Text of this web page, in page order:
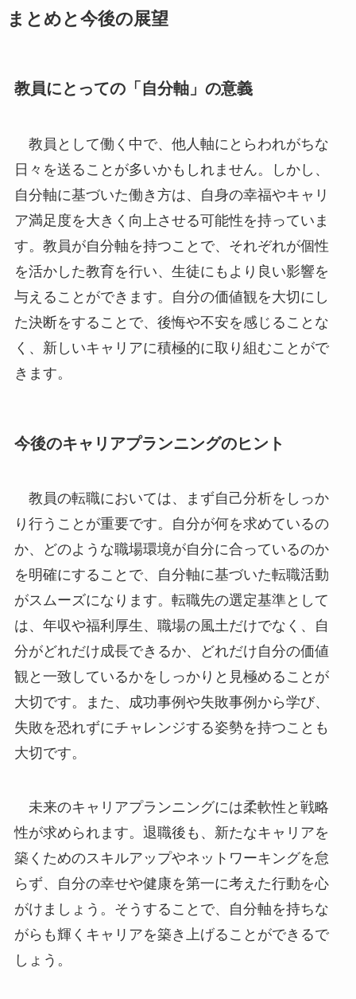
まとめと今後の展望
教員にとっての「自分軸」の意義
教員として働く中で、他人軸にとらわれがちな
日々を送ることが多いかもしれません。しかし、
自分軸に基づいた働き方は、自身の幸福やキャリ
ア満足度を大きく向上させる可能性を持っていま
す。教員が自分軸を持つことで、それぞれが個性
を活かした教育を行い、生徒にもより良い影響を
与えることができます。自分の価値観を大切にし
た決断をすることで、後悔や不安を感じることな
く、新しいキャリアに積極的に取り組むことがで
きます。
今後のキャリアプランニングのヒント
教員の転職においては、まず自己分析をしっか
り行うことが重要です。自分が何を求めているの
か、どのような職場環境が自分に合っているのか
を明確にすることで、自分軸に基づいた転職活動
がスムーズになります。転職先の選定基準として
は、年収や福利厚生、職場の風土だけでなく、自
分がどれだけ成長できるか、どれだけ自分の価値
観と一致しているかをしっかりと見極めることが
大切です。また、成功事例や失敗事例から学び、
失敗を恐れずにチャレンジする姿勢を持つことも
大切です。
未来のキャリアプランニングには柔軟性と戦略
性が求められます。退職後も、新たなキャリアを
築くためのスキルアップやネットワーキングを怠
らず、自分の幸せや健康を第一に考えた行動を心
がけましょう。そうすることで、自分軸を持ちな
がらも輝くキャリアを築き上げることができるで
しょう。